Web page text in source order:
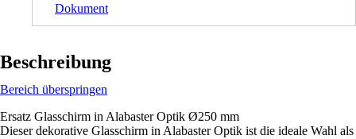
Dokument
Beschreibung
Bereich überspringen
Ersatz Glasschirm in Alabaster Optik Ø250 mm
Dieser dekorative Glasschirm in Alabaster Optik ist die ideale Wahl als